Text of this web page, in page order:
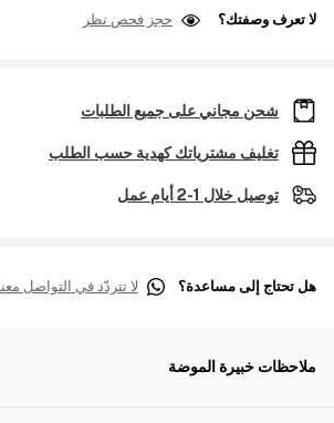
لا تعرف وصفتك؟ حجز فحص نظر
شحن مجاني على جميع الطلبات
تغليف مشترياتك كهدية حسب الطلب
توصيل خلال 1-2 أيام عمل
هل تحتاج إلى مساعدة؟ لا تتردّد في التواصل
ملاحظات خبيرة الموضة